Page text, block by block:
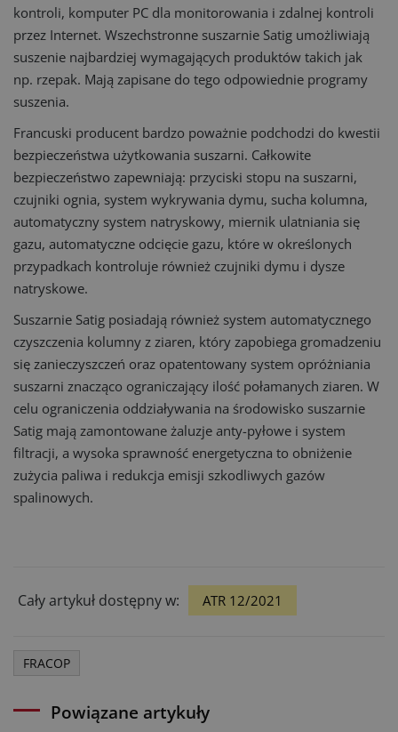
kontroli, komputer PC dla monitorowania i zdalnej kontroli
przez Internet. Wszechstronne suszarnie Satig umożliwiają
suszenie najbardziej wymagających produktów takich jak
np. rzepak. Mają zapisane do tego odpowiednie programy
suszenia.
Francuski producent bardzo poważnie podchodzi do kwestii
bezpieczeństwa użytkowania suszarni. Całkowite
bezpieczeństwo zapewniają: przyciski stopu na suszarni,
czujniki ognia, system wykrywania dymu, sucha kolumna,
automatyczny system natryskowy, miernik ulatniania się
gazu, automatyczne odcięcie gazu, które w określonych
przypadkach kontroluje również czujniki dymu i dysze
natryskowe.
Suszarnie Satig posiadają również system automatycznego
czyszczenia kolumny z ziaren, który zapobiega gromadzeniu
się zanieczyszczeń oraz opatentowany system opróżniania
suszarni znacząco ograniczający ilość połamanych ziaren. W
celu ograniczenia oddziaływania na środowisko suszarnie
Satig mają zamontowane żaluzje anty-pyłowe i system
filtracji, a wysoka sprawność energetyczna to obniżenie
zużycia paliwa i redukcja emisji szkodliwych gazów
spalinowych.
Cały artykuł dostępny w: ATR 12/2021
FRACOP
Powiązane artykuły